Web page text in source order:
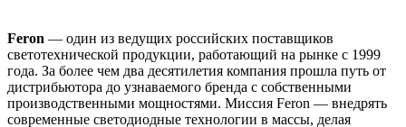
Feron — один из ведущих российских поставщиков
светотехнической продукции, работающий на рынке с 1999
года. За более чем два десятилетия компания прошла путь от
дистрибьютора до узнаваемого бренда с собственными
производственными мощностями. Миссия Feron — внедрять
современные светодиодные технологии в массы, делая